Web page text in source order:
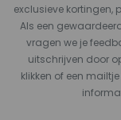
exclusieve kortingen,
Als een
vragen we je
uitschrijven door
klikken of een